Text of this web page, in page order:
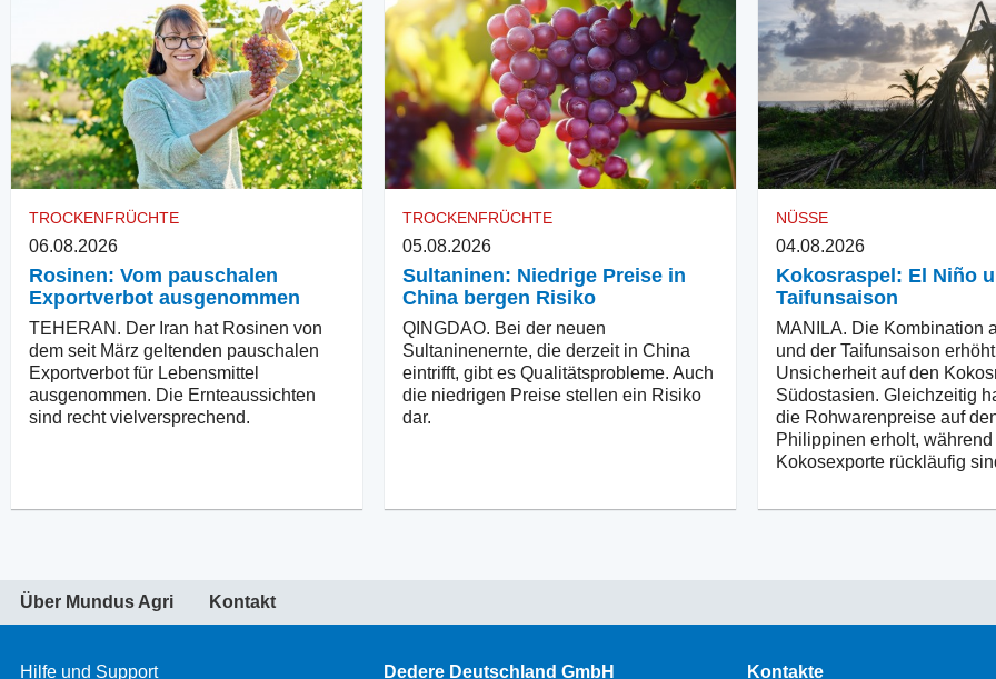
TROCKENFRÜCHTE
06.08.2026
Rosinen: Vom pauschalen
Exportverbot ausgenommen
TEHERAN. Der Iran hat Rosinen von
dem seit März geltenden pauschalen
Exportverbot für Lebensmittel
ausgenommen. Die Ernteaussichten
sind recht vielversprechend.
TROCKENFRÜCHTE
05.08.2026
Sultaninen: Niedrige Preise in
China bergen Risiko
QINGDAO. Bei der neuen
Sultaninenernte, die derzeit in China
eintrifft, gibt es Qualitätsprobleme. Auch
die niedrigen Preise stellen ein Risiko
dar.
NÜSSE
04.08.2026
Kokosraspel: El Niño
Taifunsaison
MANILA. Die Kombination
und der Taifunsaison
Unsicherheit auf den
Südostasien. Gleichzeitig
die Rohwarenpreise auf
Philippinen erholt,
Kokosexporte rückläufig
Über Mundus Agri Kontakt
Hilfe und Support Dedere Deutschland GmbH Kontakte